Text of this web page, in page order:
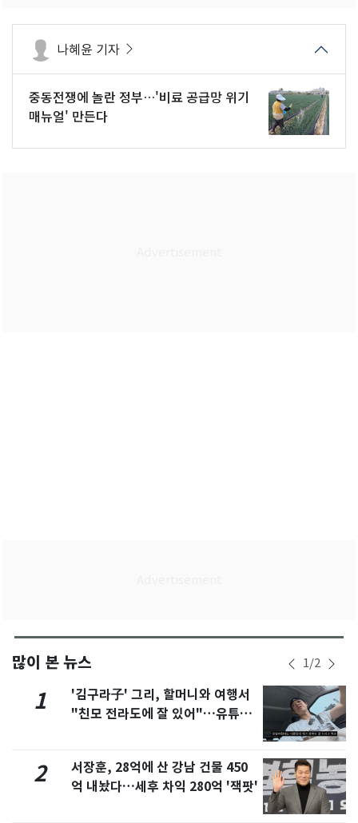
나혜윤 기자
중동전쟁에 놀란 정부…'비료 공급망 위기
매뉴얼' 만든다
많이 본 뉴스 1/2
1
'김구라子' 그리, 할머니와 여행서
"친모 전라도에 잘 있어"…유튜브
2
서장훈, 28억에 산 강남 건물 450
억 내놨다…세후 차익 280억 '잭팟'